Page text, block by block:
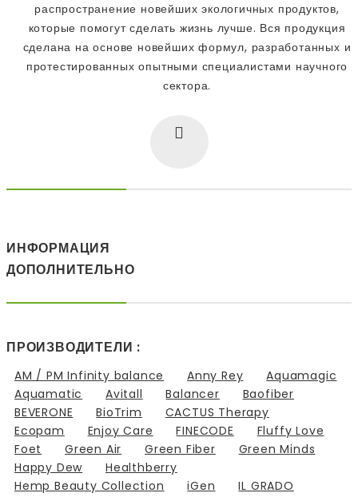
распространение новейших экологичных продуктов,
которые помогут сделать жизнь лучше. Вся продукция
сделана на основе новейших формул, разработанных и
протестированных опытными специалистами научного
сектора.
ИНФОРМАЦИЯ
ДОПОЛНИТЕЛЬНО
ПРОИЗВОДИТЕЛИ :
AM / PM Infinity balance Anny Rey
Aquamagic
Aquamatic
Avitall Balancer
Baofiber
BEVERONE
BioTrim
CACTUS Therapy
Ecopam
Enjoy Care FINECODE
Fluffy Love
Foet
Green Air Green Fiber
Green Minds
Happy Dew
Healthberry
Hemp Beauty Collection
iGen
IL GRADO